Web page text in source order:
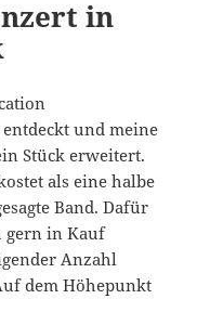
in
und meine
Stück erweitert.
als eine halbe
Band. Dafür
gern in Kauf
Anzahl
dem Höhepunkt